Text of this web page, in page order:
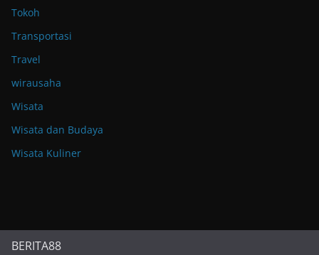
Tokoh
Transportasi
Travel
wirausaha
Wisata
Wisata dan Budaya
Wisata Kuliner
BERITA88